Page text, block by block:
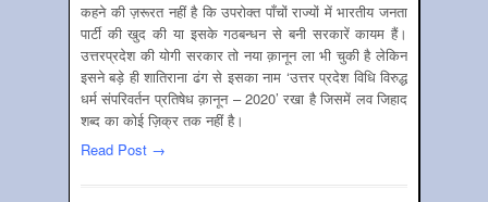
कहने की ज़रूरत नहीं है कि उपरोक्त पाँचों राज्यों में भारतीय जनता
पार्टी की खुद की या इसके गठबन्धन से बनी सरकारें कायम हैं।
उत्तरप्रदेश की योगी सरकार तो नया क़ानून ला भी चुकी है लेकिन
इसने बड़े ही शातिराना ढंग से इसका नाम ‘उत्तर प्रदेश विधि विरुद्ध
धर्म संपरिवर्तन प्रतिषेध क़ानून – 2020’ रखा है जिसमें लव जिहाद
शब्द का कोई ज़िक्र तक नहीं है।
Read Post →